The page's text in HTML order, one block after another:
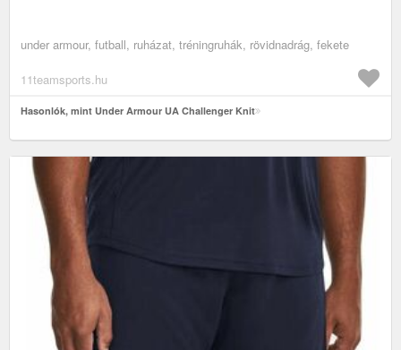
under armour, futball, ruházat, tréningruhák, rövidnadrág, fekete
11teamsports.hu
Hasonlók, mint Under Armour UA Challenger Knit